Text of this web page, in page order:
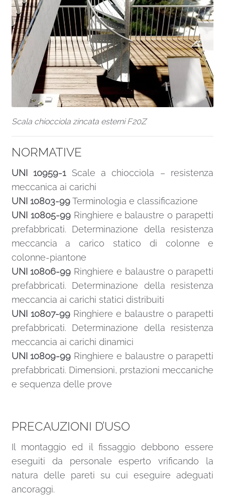
Scala chiocciola zincata esterni F20Z
NORMATIVE
UNI 10959-1Scale a chiocciola – resistenza
meccanica ai carichi
UNI 10803-99Terminologia e classificazione
UNI 10805-99Ringhiere e balaustre o parapetti
prefabbricati. Determinazione della resistenza
meccancia a carico statico di colonne e
colonne-piantone
UNI 10806-99 Ringhiere e balaustre o parapetti
prefabbricati. Determinazione della resistenza
meccancia ai carichi statici distribuiti
UNI 10807-99Ringhiere e balaustre o parapetti
prefabbricati. Determinazione della resistenza
meccancia ai carichi dinamici
UNI 10809-99 Ringhiere e balaustre o parapetti
prefabbricati. Dimensioni, prstazioni meccaniche
e sequenza delle prove
PRECAUZIONI D’USO
Il montaggio ed il fissaggio debbono essere
eseguiti da personale esperto vrificando la
natura delle pareti su cui eseguire adeguati
ancoraggi.